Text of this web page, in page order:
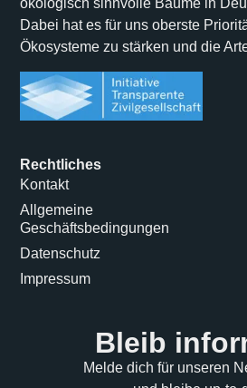
ökologisch sinnvolle Bäume in
Dabei hat es für uns oberste
Ökosysteme zu stärken und die
Rechtliches
Kontakt
Allgemeine
Geschäftsbedingungen
Datenschutz
Impressum
Bleib
Melde dich für unseren